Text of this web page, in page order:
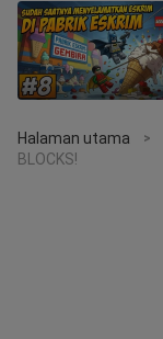
Halaman utama >
BLOCKS!